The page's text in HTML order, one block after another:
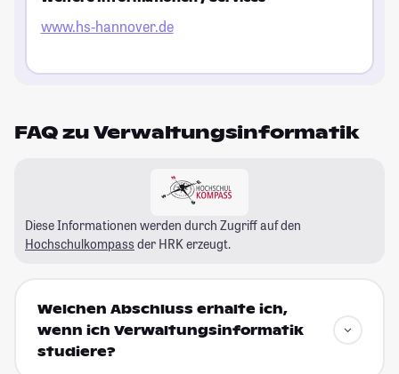
www.hs-hannover.de
FAQ zu Verwaltungsinformatik
Diese Informationen werden durch Zugriff auf den
Hochschulkompass der HRK erzeugt.
Welchen Abschluss erhalte ich,
wenn ich Verwaltungsinformatik
studiere?